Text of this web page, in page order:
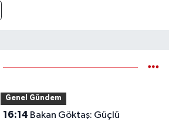
Genel Gündem
16:14